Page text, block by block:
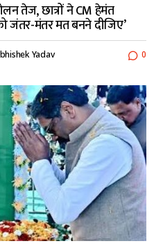
तेज, छात्रों ने CM हेमंत
जंतर-मंतर मत बनने दीजिए’
Yadav 0